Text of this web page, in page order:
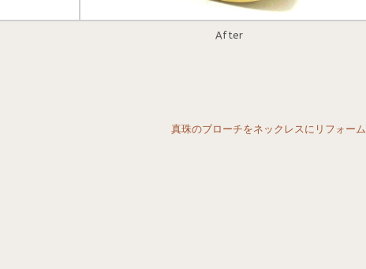
After
真珠のブローチをネックレスにリフォーム